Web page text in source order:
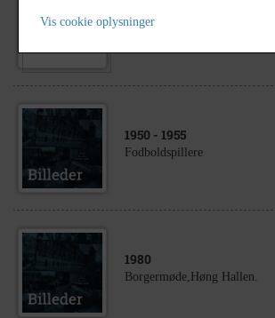
Klassebillede Høng privatskole
1950 - 1955
Fodboldspillere
1980
Borgermøde,Høng Hallen.
Vis cookie oplysninger